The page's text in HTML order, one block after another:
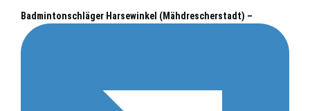
Badmintonschläger Harsewinkel (Mähdrescherstadt) –